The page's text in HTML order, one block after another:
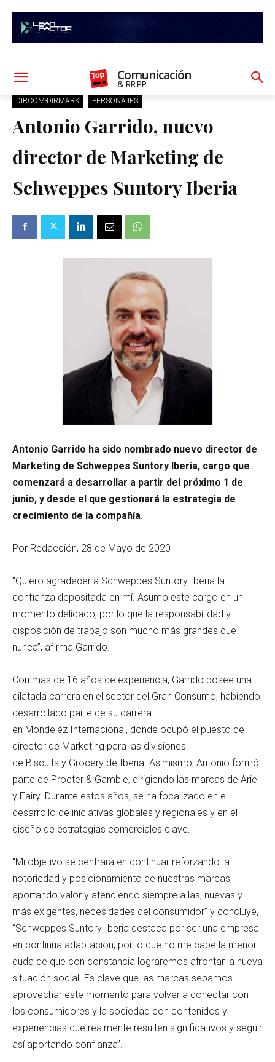
Comunicación
& RR.PP.
DIRCOM-DIRMARK PERSONAJES
Antonio Garrido, nuevo
director de Marketing de
Schweppes Suntory Iberia
Antonio Garrido ha sido nombrado nuevo director de
Marketing de Schweppes Suntory Iberia, cargo que
comenzará a desarrollar a partir del próximo 1 de
junio, y desde el que gestionará la estrategia de
crecimiento de la compañía.
Por Redacción, 28 de Mayo de 2020
“Quiero agradecer a Schweppes Suntory Iberia la
confianza depositada en mí. Asumo este cargo en un
momento delicado, por lo que la responsabilidad y
disposición de trabajo son mucho más grandes que
nunca”, afirma Garrido.
Con más de 16 años de experiencia, Garrido posee una
dilatada carrera en el sector del Gran Consumo, habiendo
desarrollado parte de su carrera
en Mondeléz Internacional, donde ocupó el puesto de
director de Marketing para las divisiones
de Biscuits y Grocery de Iberia. Asimismo, Antonio formó
parte de Procter & Gamble, dirigiendo las marcas de Ariel
y Fairy. Durante estos años, se ha focalizado en el
desarrollo de iniciativas globales y regionales y en el
diseño de estrategias comerciales clave.
“Mi objetivo se centrará en continuar reforzando la
notoriedad y posicionamiento de nuestras marcas,
aportando valor y atendiendo siempre a las, nuevas y
más exigentes, necesidades del consumidor” y concluye,
“Schweppes Suntory Iberia destaca por ser una empresa
en continua adaptación, por lo que no me cabe la menor
duda de que con constancia lograremos afrontar la nueva
situación social. Es clave que las marcas sepamos
aprovechar este momento para volver a conectar con
los consumidores y la sociedad con contenidos y
experiencias que realmente resulten significativos y seguir
así aportando confianza”.